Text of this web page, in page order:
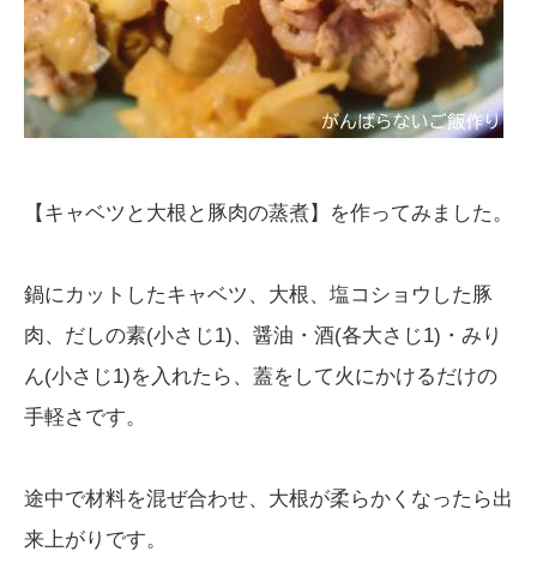
【キャベツと大根と豚肉の蒸煮】を作ってみました。
鍋にカットしたキャベツ、大根、塩コショウした豚
肉、だしの素(小さじ1)、醤油・酒(各大さじ1)・みり
ん(小さじ1)を入れたら、蓋をして火にかけるだけの
手軽さです。
途中で材料を混ぜ合わせ、大根が柔らかくなったら出
来上がりです。